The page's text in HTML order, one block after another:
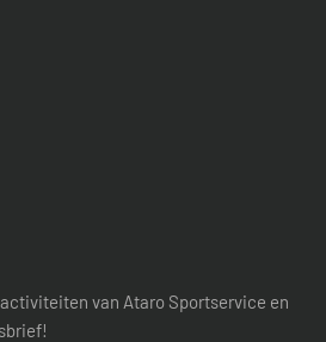
van Ataro Sportservice en